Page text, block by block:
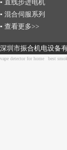
▪ 直线步进电机
▪ 混合伺服系列
▪ 查看更多>>
深圳市振合机电设备
vape detector for home best